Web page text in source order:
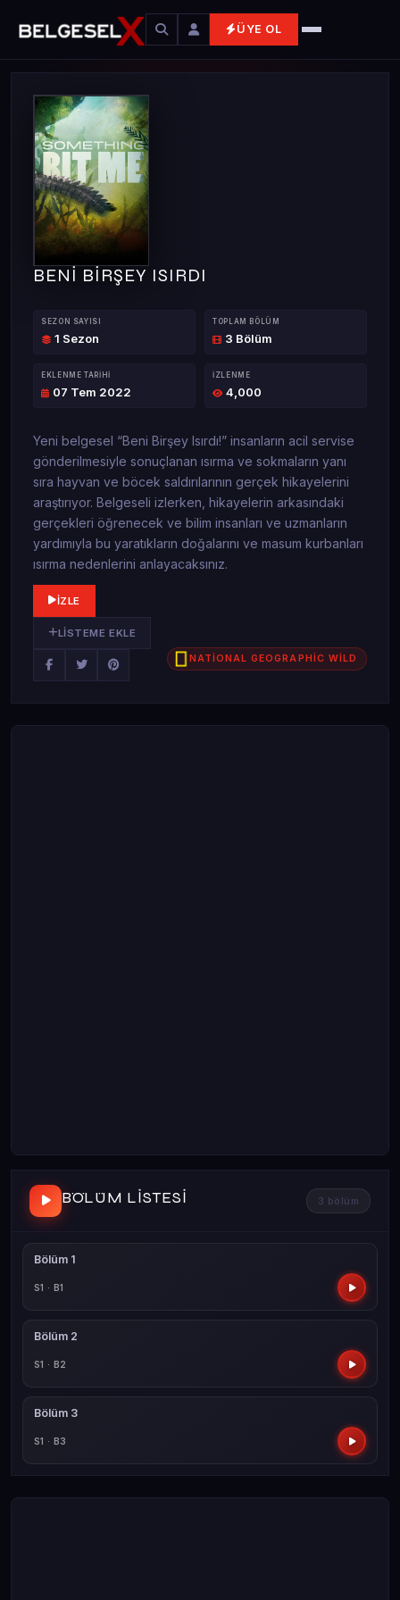
ÜYE OL
BENİ BİRŞEY ISIRDI
SEZON SAYISI
1 Sezon
TOPLAM BÖLÜM
3 Bölüm
EKLENME TARIHI
07 Tem 2022
İZLENME
4,000
Yeni belgesel “Beni Birşey Isırdı!” insanların acil servise
gönderilmesiyle sonuçlanan ısırma ve sokmaların yanı
sıra hayvan ve böcek saldırılarının gerçek hikayelerini
araştırıyor. Belgeseli izlerken, hikayelerin arkasındaki
gerçekleri öğrenecek ve bilim insanları ve uzmanların
yardımıyla bu yaratıkların doğalarını ve masum kurbanları
ısırma nedenlerini anlayacaksınız.
İZLE
LISTEME EKLE
NATİONAL GEOGRAPHİC WİLD
BÖLÜM LISTESI 3 bölüm
Bölüm 1
S1 · B1
Bölüm 2
S1 · B2
Bölüm 3
S1 · B3